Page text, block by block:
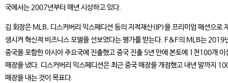
국에서는 2007년부터 매년 시상하고 있다.
김 회장은 MLB, 디스커버리 익스페디션 등의 지적재산(IP)을 프리미엄 패션으로
생시켜 혁신적 비즈니스 모델을 선보였다는 평가를 받는다. F&F의 MLB는 2019
중국을 포함한 아시아 주요국에 진출했고 중국 진출 5년 만에 본토에 1천100개 이
매장을 냈다. 디스커버리 익스페디션은 최근 중국 매장을 개점했고 내년 말까지
매장을 내는 것이 목표다.